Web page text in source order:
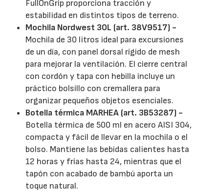
FullOnGrip proporciona tracción y
estabilidad en distintos tipos de terreno.
Mochila Nordwest 30L (art. 38V9517) -
Mochila de 30 litros ideal para excursiones
de un día, con panel dorsal rígido de mesh
para mejorar la ventilación. El cierre central
con cordón y tapa con hebilla incluye un
práctico bolsillo con cremallera para
organizar pequeños objetos esenciales.
Botella térmica MARHEA (art. 3B53287) -
Botella térmica de 500 ml en acero AISI 304,
compacta y fácil de llevar en la mochila o el
bolso. Mantiene las bebidas calientes hasta
12 horas y frías hasta 24, mientras que el
tapón con acabado de bambú aporta un
toque natural.